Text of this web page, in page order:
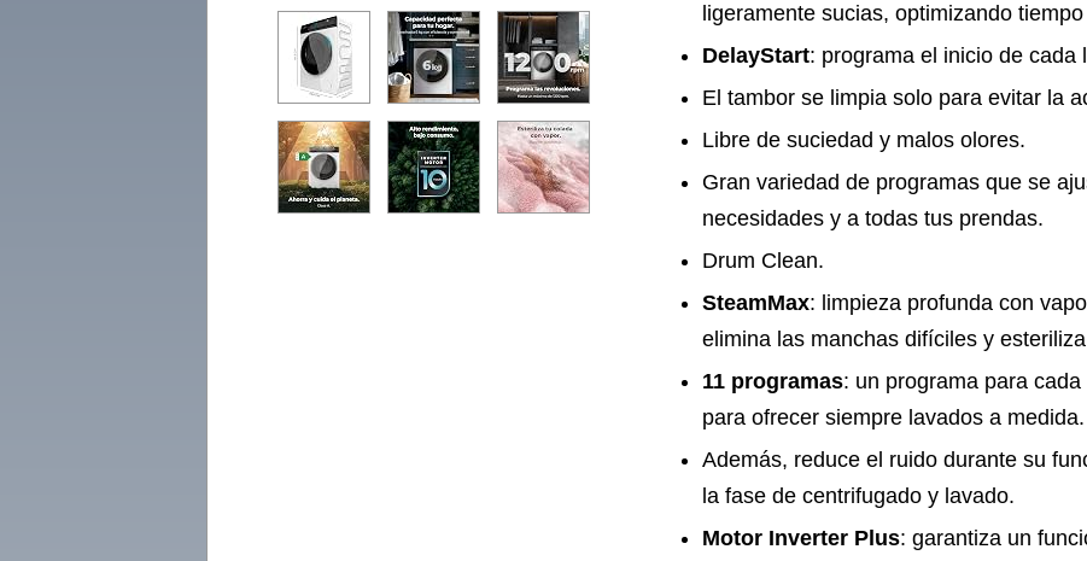
ligeramente sucias, optimizando
DelayStart: programa el inicio de cada
El tambor se limpia solo para evitar la
Libre de suciedad y malos olores.
Gran variedad de programas que se
necesidades y a todas tus prendas.
Drum Clean.
SteamMax: limpieza profunda con
elimina las manchas difíciles y
11 programas: un programa para
para ofrecer siempre lavados a medida.
Además, reduce el ruido durante su
la fase de centrifugado y lavado.
Motor Inverter Plus: garantiza un